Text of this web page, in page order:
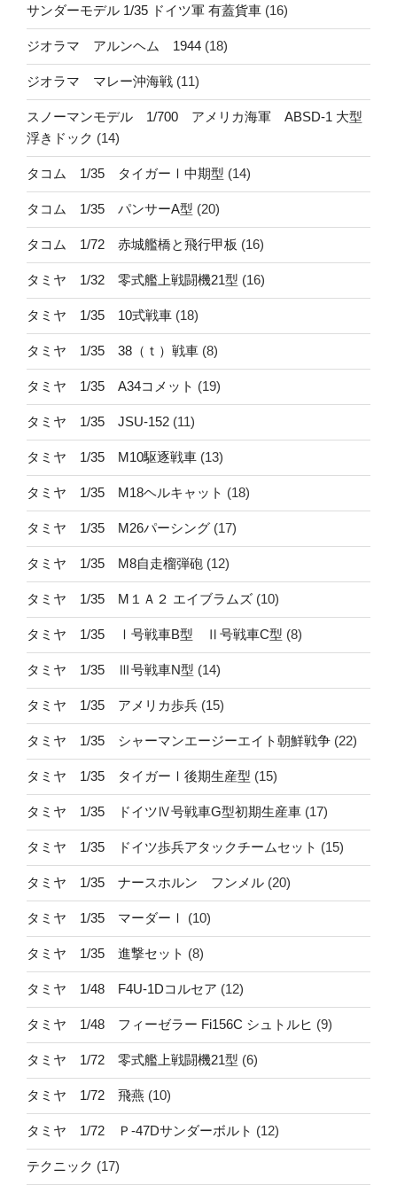
サンダーモデル 1/35 ドイツ軍 有蓋貨車 (16)
ジオラマ アルンヘム 1944 (18)
ジオラマ マレー沖海戦 (11)
スノーマンモデル 1/700 アメリカ海軍 ABSD-1 大型
浮きドック (14)
タコム 1/35 タイガーⅠ中期型 (14)
タコム 1/35 パンサーA型 (20)
タコム 1/72 赤城艦橋と飛行甲板 (16)
タミヤ 1/32 零式艦上戦闘機21型 (16)
タミヤ 1/35 10式戦車 (18)
タミヤ 1/35 38（ｔ）戦車 (8)
タミヤ 1/35 A34コメット (19)
タミヤ 1/35 JSU-152 (11)
タミヤ 1/35 M10駆逐戦車 (13)
タミヤ 1/35 M18ヘルキャット (18)
タミヤ 1/35 M26パーシング (17)
タミヤ 1/35 M8自走榴弾砲 (12)
タミヤ 1/35 M１Ａ２ エイブラムズ (10)
タミヤ 1/35 Ⅰ号戦車B型 Ⅱ号戦車C型 (8)
タミヤ 1/35 Ⅲ号戦車N型 (14)
タミヤ 1/35 アメリカ歩兵 (15)
タミヤ 1/35 シャーマンエージーエイト朝鮮戦争 (22)
タミヤ 1/35 タイガーⅠ後期生産型 (15)
タミヤ 1/35 ドイツⅣ号戦車G型初期生産車 (17)
タミヤ 1/35 ドイツ歩兵アタックチームセット (15)
タミヤ 1/35 ナースホルン フンメル (20)
タミヤ 1/35 マーダーⅠ (10)
タミヤ 1/35 進撃セット (8)
タミヤ 1/48 F4U-1Dコルセア (12)
タミヤ 1/48 フィーゼラー Fi156C シュトルヒ (9)
タミヤ 1/72 零式艦上戦闘機21型 (6)
タミヤ 1/72 飛燕 (10)
タミヤ 1/72 Ｐ-47Dサンダーボルト (12)
テクニック (17)